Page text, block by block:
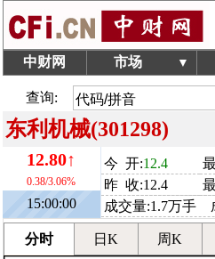
中财网 市场 ▼
查询:
东利机械(301298)
12.80↑
0.38/3.06%
15:00:00
今 开:12.4
昨 收:12.4
成交量:1.7万手
分时 日K 周K